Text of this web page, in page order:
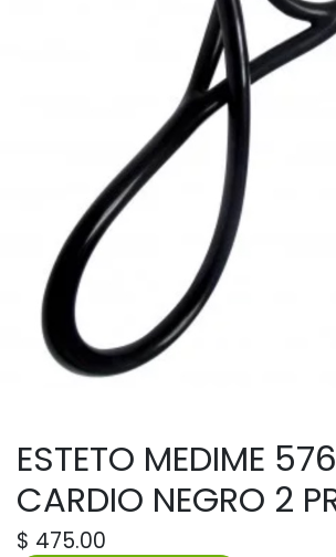
ESTETO MEDIME
CARDIO NEGRO 2
$ 475.00